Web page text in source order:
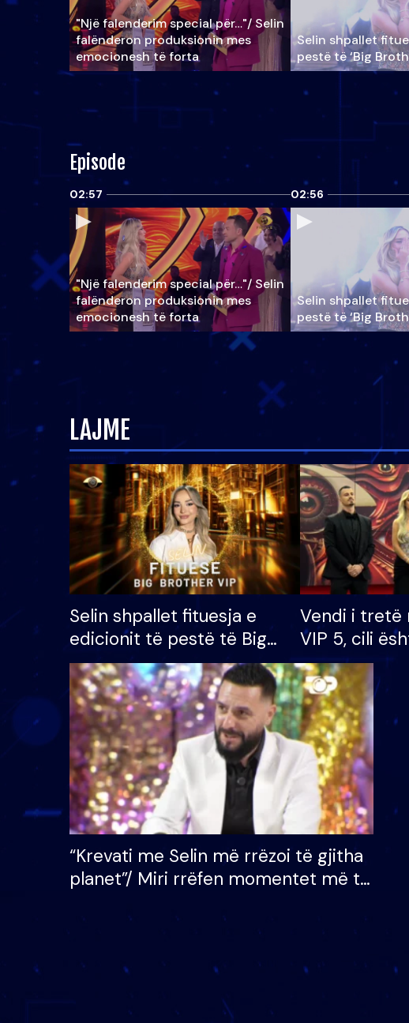
"Një falenderim special për…"/ Selin
falënderon produksionin mes
emocionesh të forta
Selin shpallet
pestë të ‘Big
Episode
02:57
"Një falenderim special për…"/ Selin
falënderon produksionin mes
emocionesh të forta
02:56
Selin shpallet
pestë të ‘Big
LAJME
Selin shpallet fituesja e
edicionit të pestë të Big
Brother VIP, rrëmben
çmimin e madh prej 100
mijë eurosh
Vendi i tretë
VIP 5, cili
radhës që lë
“Krevati me Selin më rrëzoi të gjitha
planet”/ Miri rrëfen momentet më të
mungojë zilja e mëngjesit kur…